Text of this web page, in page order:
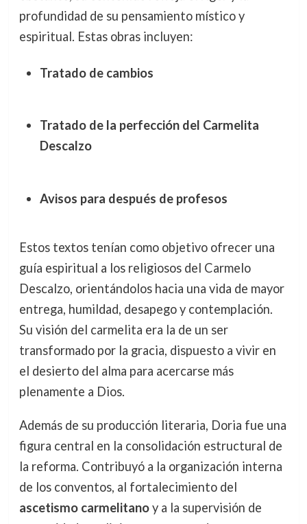
profundidad de su pensamiento místico y
espiritual. Estas obras incluyen:
Tratado de cambios
Tratado de la perfección del Carmelita
Descalzo
Avisos para después de profesos
Estos textos tenían como objetivo ofrecer una
guía espiritual a los religiosos del Carmelo
Descalzo, orientándolos hacia una vida de mayor
entrega, humildad, desapego y contemplación.
Su visión del carmelita era la de un ser
transformado por la gracia, dispuesto a vivir en
el desierto del alma para acercarse más
plenamente a Dios.
Además de su producción literaria, Doria fue una
figura central en la consolidación estructural de
la reforma. Contribuyó a la organización interna
de los conventos, al fortalecimiento del
ascetismo carmelitanoy a la supervisión de